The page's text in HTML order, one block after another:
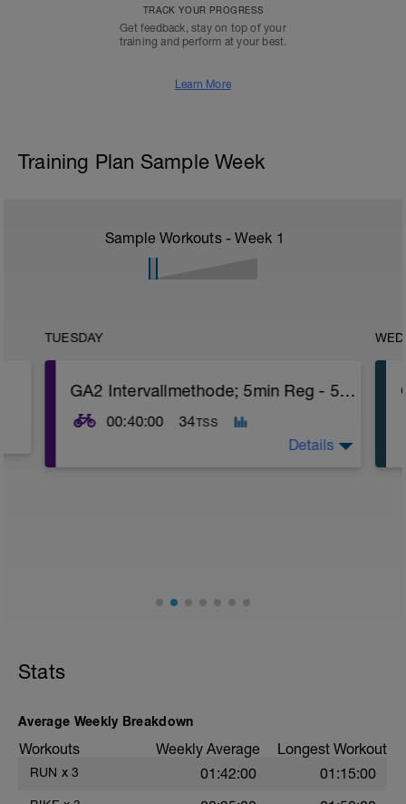
TRACK YOUR PROGRESS
Get feedback, stay on top of your
training and perform at your best.
Learn More
Training Plan Sample Week
Sample Workouts - Week 1
TUESDAY
GA2 Intervallmethode; 5min Reg - 5min GA2 + Koppeln
00:40:00 34TSS
Details
Stats
Average Weekly Breakdown
Workouts Weekly Average Longest Workout
RUN x 3 01:42:00 01:15:00